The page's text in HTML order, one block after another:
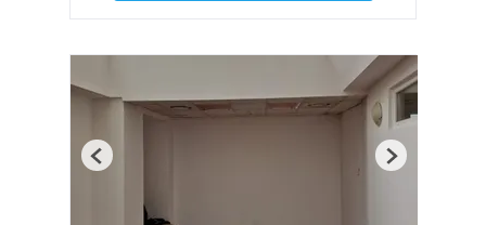
Previous Next